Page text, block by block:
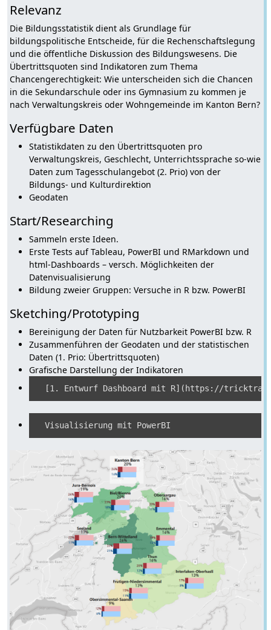
Relevanz
Die Bildungsstatistik dient als Grundlage für
bildungspolitische Entscheide, für die Rechenschaftslegung
und die öffentliche Diskussion des Bildungswesens. Die
Übertrittsquoten sind Indikatoren zum Thema
Chancengerechtigkeit: Wie unterscheiden sich die Chancen
in die Sekundarschule oder ins Gymnasium zu kommen je
nach Verwaltungskreis oder Wohngemeinde im Kanton Bern?
Verfügbare Daten
Statistikdaten zu den Übertrittsquoten pro
Verwaltungskreis, Geschlecht, Unterrichtssprache so-wie
Daten zum Tagesschulangebot (2. Prio) von der
Bildungs- und Kulturdirektion
Geodaten
Start/Researching
Sammeln erste Ideen.
Erste Tests auf Tableau, PowerBI und RMarkdown und
html-Dashboards – versch. Möglichkeiten der
Datenvisualisierung
Bildung zweier Gruppen: Versuche in R bzw. PowerBI
Sketching/Prototyping
Bereinigung der Daten für Nutzbarkeit PowerBI bzw. R
Zusammenführen der Geodaten und der statistischen
Daten (1. Prio: Übertrittsquoten)
Grafische Darstellung der Indikatoren